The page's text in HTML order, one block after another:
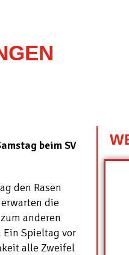
beim SV
den Rasen
die
anderen
Spieltag vor
alle Zweifel